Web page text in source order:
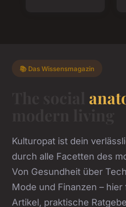
📚 Das Wissensmagazin
Kulturopat ist dein
durch alle Facetten des
Von Gesundheit über
Mode und Finanzen –
Artikel, praktische